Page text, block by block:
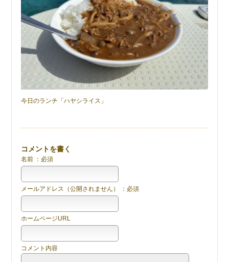
今日のランチ「ハヤシライス」
コメントを書く
名前 ：必須
メールアドレス（公開されません） ：必須
ホームページURL
コメント内容